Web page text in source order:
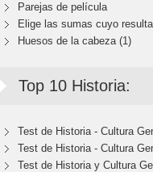
Parejas de película
Elige las sumas cuyo
Huesos de la cabeza (1)
Top 10 Historia:
Test de Historia - Cultura
Test de Historia - Cultura
Test de Historia y Cultura